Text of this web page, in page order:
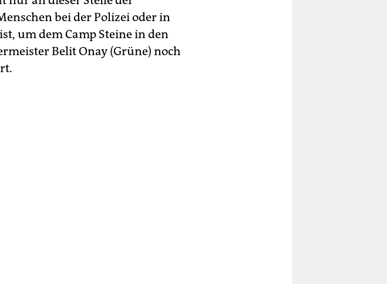
bei der Polizei oder in
um dem Camp Steine in den
Belit Onay (Grüne) noch